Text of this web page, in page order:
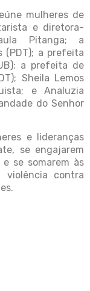
mulheres de
e diretora-
Pitanga; a
(PDT); a prefeita
a prefeita de
Sheila Lemos
e Analuzia
do Senhor
e lideranças
se engajarem
se somarem às
contra